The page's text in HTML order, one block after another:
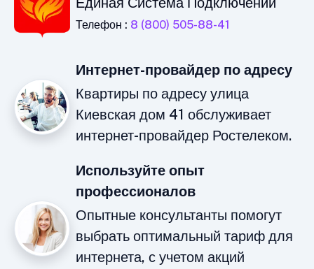
Телефон : 8 (800) 505-88-41
Интернет-провайдер по адресу
Квартиры по адресу улица
Киевская дом 41 обслуживает
интернет-провайдер Ростелеком.
Используйте опыт
профессионалов
Опытные консультанты помогут
выбрать оптимальный тариф для
интернета, с учетом акций